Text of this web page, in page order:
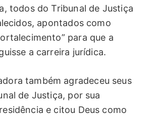
todos do Tribunal de Justiça
apontados como
para que a
a carreira jurídica.
também agradeceu seus
de Justiça, por sua
e citou Deus como